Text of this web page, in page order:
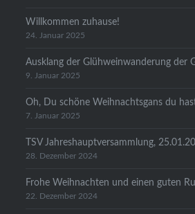
Willkommen zuhause!
24. Januar 2025
Ausklang der Glühweinwanderung der
9. Januar 2025
Oh, Du schöne Weihnachtsgans du
7. Januar 2025
TSV Jahreshauptversammlung,
28. Dezember 2024
Frohe Weihnachten und einen guten
22. Dezember 2024